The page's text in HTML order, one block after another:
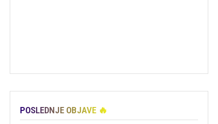
POSLEDNJE OBJAVE 🔥